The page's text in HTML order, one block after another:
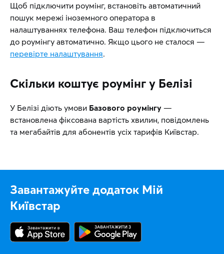
Щоб підключити роумінг, встановіть автоматичний
пошук мережі іноземного оператора в
налаштуваннях телефона. Ваш телефон підключиться
до роумінгу автоматично. Якщо цього не сталося —
перевірте налаштування.
Скільки коштує роумінг у Белізі
У Белізі діють умови Базового роумінгу —
встановлена фіксована вартість хвилин, повідомлень
та мегабайтів для абонентів усіх тарифів Київстар.
Завантажуйте додаток Мій
Київстар